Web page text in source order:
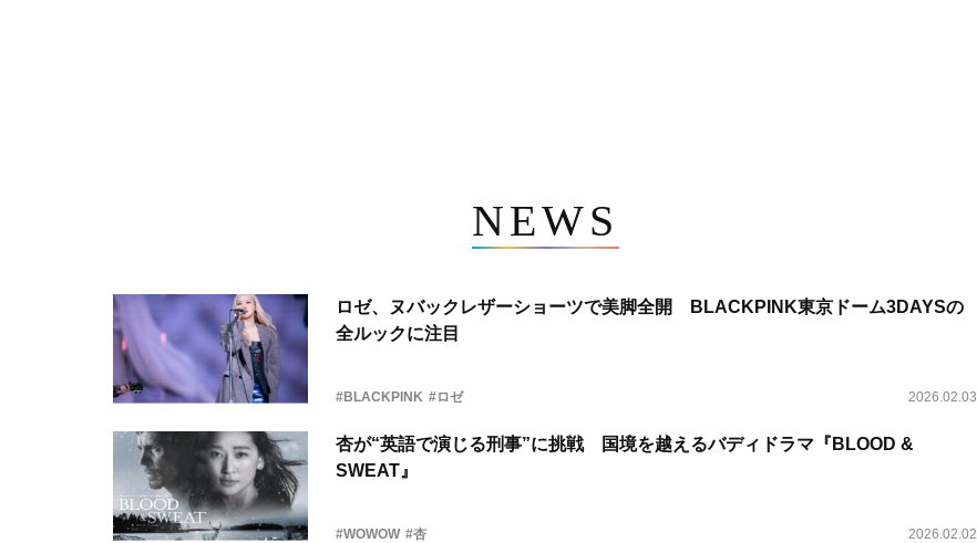
NEWS
ロゼ、ヌバックレザーショーツで美脚全開 BLACKPINK東京ドーム3DAYSの
全ルックに注目
#BLACKPINK #ロゼ 2026.02.03
杏が“英語で演じる刑事”に挑戦 国境を越えるバディドラマ『BLOOD &
SWEAT』
#WOWOW #杏 2026.02.02